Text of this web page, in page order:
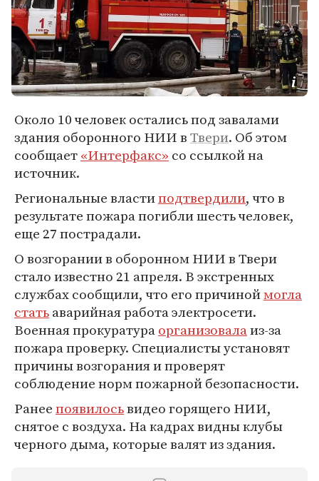
Около 10 человек остались под завалами
здания оборонного НИИ вТвери. Об этом
сообщает«Интерфакс» со ссылкой на
источник.
Региональные властиподтвердили, что в
результате пожара погибли шесть человек,
еще 27 пострадали.
О возгорании в оборонном НИИ в Твери
стало известно 21 апреля. В экстренных
службах сообщили, что его причиноймогла
статьаварийная работа электросети.
Военная прокуратураорганизовалаиз-за
пожара проверку. Специалисты установят
причины возгорания и проверят
соблюдение норм пожарной безопасности.
Ранеепоявилосьвидео горящего НИИ,
снятое с воздуха. На кадрах видны клубы
черного дыма, которые валят из здания.